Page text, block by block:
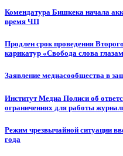
Комендатура Бишкека начала
время ЧП
Продлен срок проведения
карикатур «Свобода слова
Заявление медиасообщества в
Институт Медиа Полиси об
ограничениях для работы
Режим чрезвычайной ситуации
года